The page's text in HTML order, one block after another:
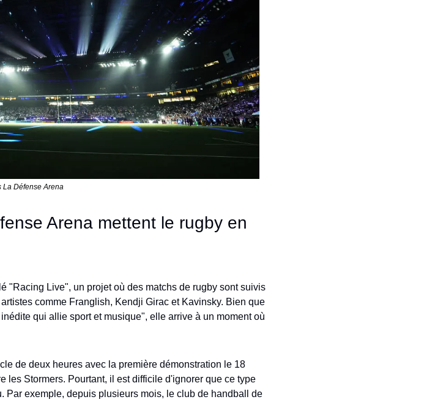
La Défense Arena
Arena mettent le rugby en
"Racing Live", un projet où des matchs de rugby sont suivis
comme Franglish, Kendji Girac et Kavinsky. Bien que
qui allie sport et musique", elle arrive à un moment où
de deux heures avec la première démonstration le 18
les Stormers. Pourtant, il est difficile d'ignorer que ce type
Par exemple, depuis plusieurs mois, le club de handball de